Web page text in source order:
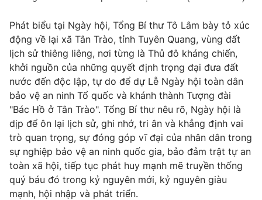
Phát biểu tại Ngày hội, Tổng Bí thư Tô Lâm bày tỏ xúc
động về lại xã Tân Trào, tỉnh Tuyên Quang, vùng đất
lịch sử thiêng liêng, nơi từng là Thủ đô kháng chiến,
khởi nguồn của những quyết định trọng đại đưa đất
nước đến độc lập, tự do để dự Lễ Ngày hội toàn dân
bảo vệ an ninh Tổ quốc và khánh thành Tượng đài
"Bác Hồ ở Tân Trào". Tổng Bí thư nêu rõ, Ngày hội là
dịp để ôn lại lịch sử, ghi nhớ, tri ân và khẳng định vai
trò quan trọng, sự đóng góp vĩ đại của nhân dân trong
sự nghiệp bảo vệ an ninh quốc gia, bảo đảm trật tự an
toàn xã hội, tiếp tục phát huy mạnh mẽ truyền thống
quý báu đó trong kỷ nguyên mới, kỷ nguyên giàu
mạnh, hội nhập và phát triển.